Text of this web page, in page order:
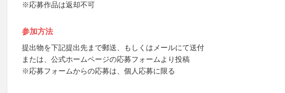
※応募作品は返却不可
参加方法
提出物を下記提出先まで郵送、もしくはメールにて送付
または、公式ホームページの応募フォームより投稿
※応募フォームからの応募は、個人応募に限る